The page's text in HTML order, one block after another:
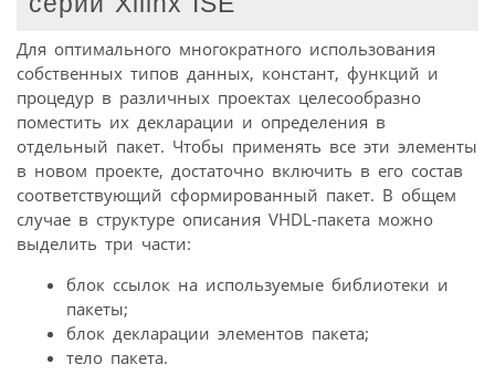
Для оптимального многократного использования
собственных типов данных, констант, функций и
процедур в различных проектах целесообразно
поместить их декларации и определения в
отдельный пакет. Чтобы применять все эти элементы
в новом проекте, достаточно включить в его состав
соответствующий сформированный пакет. В общем
случае в структуре описания VHDL-пакета можно
выделить три части:
блок ссылок на используемые библиотеки и
пакеты;
блок декларации элементов пакета;
тело пакета.